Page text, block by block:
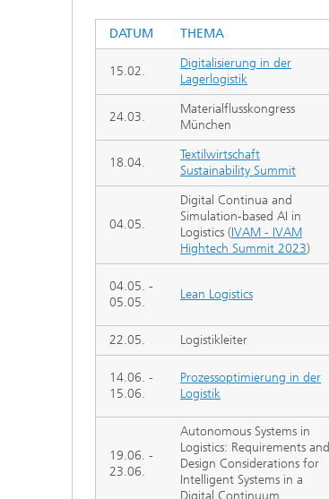
DATUM THEMA
15.02.
Digitalisierung in der
Lagerlogistik
24.03.
Materialflusskongress
München
18.04.
Textilwirtschaft
Sustainability Summit
04.05.
Digital Continua and
Simulation-based AI in
Logistics (IVAM - IVAM
Hightech Summit 2023)
04.05. -
05.05.
Lean Logistics
22.05. Logistikleiter
14.06. -
15.06.
Prozessoptimierung in der
Logistik
19.06. -
23.06.
Autonomous Systems in
Logistics: Requirements and
Design Considerations for
Intelligent Systems in a
Digital Continuum